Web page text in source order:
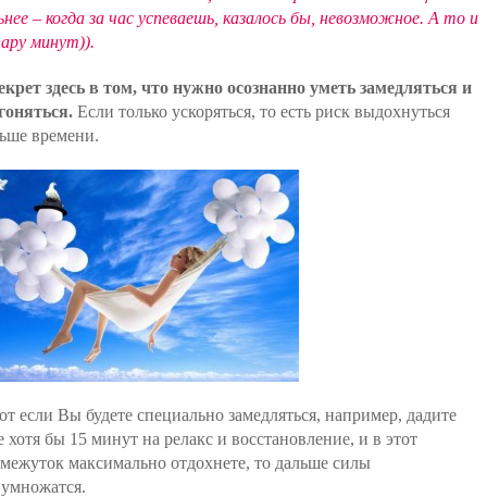
– когда за час успеваешь, казалось бы, невозможное. А то и
минут)).
здесь в том, что нужно осознанно уметь замедляться и
Если только ускоряться, то есть риск выдохнуться
времени.
если Вы будете специально замедляться, например, дадите
хотя бы 15 минут на релакс и восстановление, и в этот
максимально отдохнете, то дальше силы